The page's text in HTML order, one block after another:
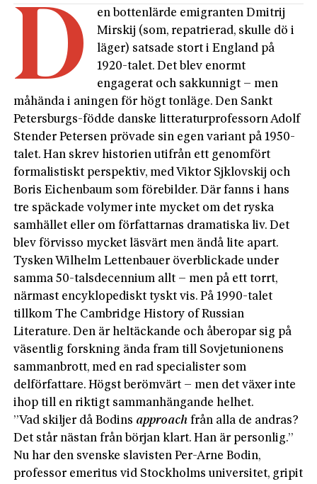
D
en bottenlärde emigranten Dmitrij
Mirskij (som, repatrierad, skulle dö i
läger) satsade stort i England på
1920-talet. Det blev enormt
engagerat och sakkunnigt – men
måhända i aningen för högt tonläge. Den Sankt
Petersburgs-födde danske litteraturprofessorn Adolf
Stender Petersen prövade sin egen variant­ på 1950-
talet. Han skrev historien utifrån ett genomfört
formalistiskt perspektiv, med Viktor Sjklovskij och
Boris Eichenbaum som förebilder. Där fanns i hans
tre späckade volymer inte mycket om det ryska
samhället eller om författarnas dramatiska liv. Det
blev förvisso mycket läsvärt men ändå lite apart.
Tysken Wilhelm Lettenbauer överblickade under
samma 50-talsdecennium allt – men på ett torrt,
närmast encyklopediskt tyskt vis. På 1990-talet
tillkom The Cambridge History of Russian
Literature. Den är heltäckande och åberopar sig på
väsentlig forskning ända fram till Sovjetunionens
sammanbrott, med en rad specialister som
delförfattare. Högst berömvärt – men det växer inte
ihop till en riktigt sammanhängande helhet.
”Vad skiljer då Bodins approach från alla de andras?
Det står nästan från början klart. Han är personlig.”
Nu har den svenske slavisten Per-Arne Bodin,
professor emeritus vid Stockholms universitet, gripit